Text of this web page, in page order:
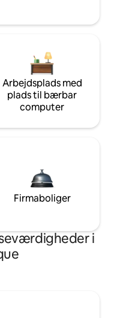
Arbejdsplads med
plads til bærbar
computer
Firmaboliger
i